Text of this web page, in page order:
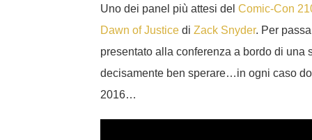
Uno dei panel più attesi del Comic-Con
Dawn of Justice di Zack Snyder. Per
presentato alla conferenza a bordo di una
decisamente ben sperare…in ogni caso
2016…